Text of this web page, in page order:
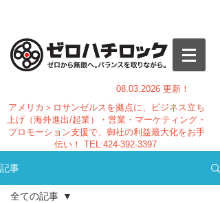
08.03.2026 更新！
アメリカ＞ロサンゼルスを拠点に、ビジネス立ち
上げ（海外進出/起業）・営業・マーケティング・
プロモーション支援で、御社の利益最大化をお手
伝い！ TEL:424-392-3397
記事
全ての記事